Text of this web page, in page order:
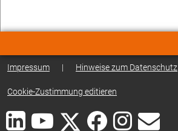
Impressum | Hinweise zum Datenschutz
Cookie-Zustimmung editieren